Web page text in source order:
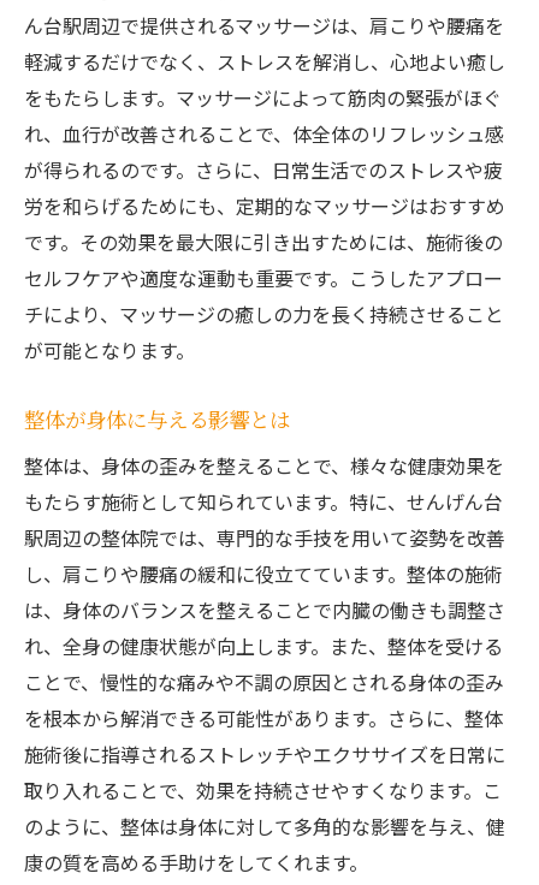
ん台駅周辺で提供されるマッサージは、肩こりや腰痛を
軽減するだけでなく、ストレスを解消し、心地よい癒し
をもたらします。マッサージによって筋肉の緊張がほぐ
れ、血行が改善されることで、体全体のリフレッシュ感
が得られるのです。さらに、日常生活でのストレスや疲
労を和らげるためにも、定期的なマッサージはおすすめ
です。その効果を最大限に引き出すためには、施術後の
セルフケアや適度な運動も重要です。こうしたアプロー
チにより、マッサージの癒しの力を長く持続させること
が可能となります。
整体が身体に与える影響とは
整体は、身体の歪みを整えることで、様々な健康効果を
もたらす施術として知られています。特に、せんげん台
駅周辺の整体院では、専門的な手技を用いて姿勢を改善
し、肩こりや腰痛の緩和に役立てています。整体の施術
は、身体のバランスを整えることで内臓の働きも調整さ
れ、全身の健康状態が向上します。また、整体を受ける
ことで、慢性的な痛みや不調の原因とされる身体の歪み
を根本から解消できる可能性があります。さらに、整体
施術後に指導されるストレッチやエクササイズを日常に
取り入れることで、効果を持続させやすくなります。こ
のように、整体は身体に対して多角的な影響を与え、健
康の質を高める手助けをしてくれます。